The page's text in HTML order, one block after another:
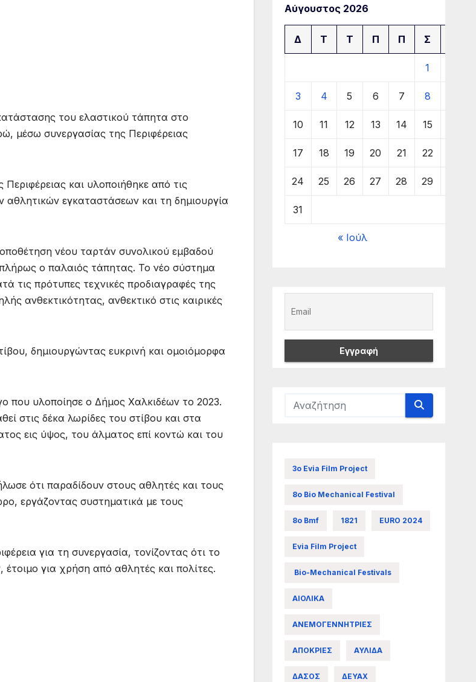
του ελαστικού τάπητα στο
μέσω συνεργασίας της Περιφέρειας
και υλοποιήθηκε από τις
εγκαταστάσεων και τη δημιουργία
νέου ταρτάν συνολικού εμβαδού
ο παλαιός τάπητας. Το νέο σύστημα
τις πρότυπες τεχνικές προδιαγραφές της
ανθεκτικότητας, ανθεκτικό στις καιρικές
δημιουργώντας ευκρινή και ομοιόμορφα
που υλοποίησε ο Δήμος Χαλκιδέων το 2023.
στις δέκα λωρίδες του στίβου και στα
εις ύψος, του άλματος επί κοντώ και του
ότι παραδίδουν στους αθλητές και τους
εργάζοντας συστηματικά με τους
για τη συνεργασία, τονίζοντας ότι το
για χρήση από αθλητές και πολίτες.
Αύγουστος 2026
Δ Τ Τ Π Π Σ
1
3 4 5 6 7 8
10 11 12 13 14 15
17 18 19 20 21 22
24 25 26 27 28 29
31
« Ιούλ
3ο Evia Film Project
8ο Bio Mechanical Festival
8ο Bmf 1821 EURO 2024
Evia Film Project
Bio-Mechanical Festivals
ΑΙΟΛΙΚΑ
ΑΝΕΜΟΓΕΝΝΗΤΡΙΕΣ
ΑΠΟΚΡΙΕΣ ΑΥΛΙΔΑ
ΔΑΣΟΣ ΔΕΥΑΧ